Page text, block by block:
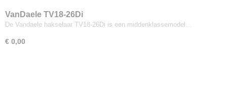
VanDaele TV18-26Di
De Vandaele hakselaar TV18-26Di is een middenklassemodel…
€ 0,00